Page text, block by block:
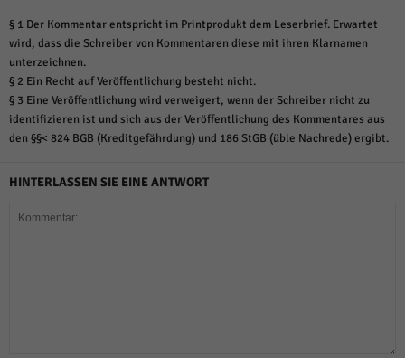
§ 1 Der Kommentar entspricht im Printprodukt dem Leserbrief. Erwartet
wird, dass die Schreiber von Kommentaren diese mit ihren Klarnamen
unterzeichnen.
§ 2 Ein Recht auf Veröffentlichung besteht nicht.
§ 3 Eine Veröffentlichung wird verweigert, wenn der Schreiber nicht zu
identifizieren ist und sich aus der Veröffentlichung des Kommentares aus
den §§< 824 BGB (Kreditgefährdung) und 186 StGB (üble Nachrede) ergibt.
HINTERLASSEN SIE EINE ANTWORT